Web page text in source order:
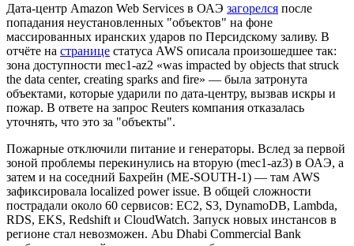
Дата-центр Amazon Web Services в ОАЭ загорелся после
попадания неустановленных "объектов" на фоне
массированных иранских ударов по Персидскому заливу. В
отчёте на странице статуса AWS описала произошедшее так:
зона доступности mec1-az2 «was impacted by objects that struck
the data center, creating sparks and fire» — была затронута
объектами, которые ударили по дата-центру, вызвав искры и
пожар. В ответе на запрос Reuters компания отказалась
уточнять, что это за "объекты".
Пожарные отключили питание и генераторы. Вслед за первой
зоной проблемы перекинулись на вторую (mec1-az3) в ОАЭ, а
затем и на соседний Бахрейн (ME-SOUTH-1) — там AWS
зафиксировала localized power issue. В общей сложности
пострадали около 60 сервисов: EC2, S3, DynamoDB, Lambda,
RDS, EKS, Redshift и CloudWatch. Запуск новых инстансов в
регионе стал невозможен. Abu Dhabi Commercial Bank